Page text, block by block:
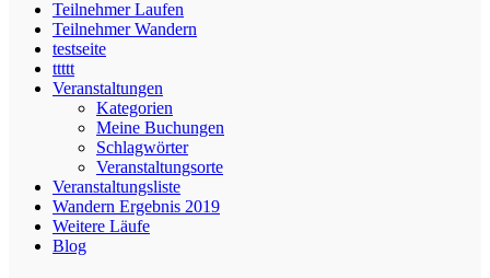
Teilnehmer Laufen
Teilnehmer Wandern
testseite
ttttt
Veranstaltungen
Kategorien
Meine Buchungen
Schlagwörter
Veranstaltungsorte
Veranstaltungsliste
Wandern Ergebnis 2019
Weitere Läufe
Blog